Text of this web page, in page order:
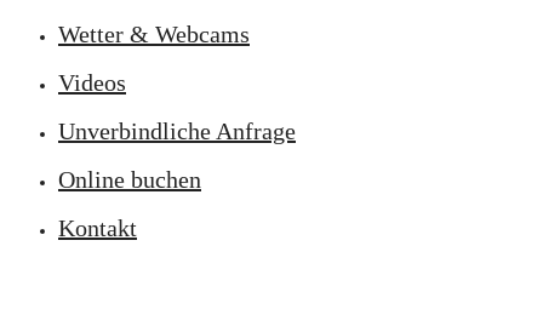
Wetter & Webcams
Videos
Unverbindliche Anfrage
Online buchen
Kontakt